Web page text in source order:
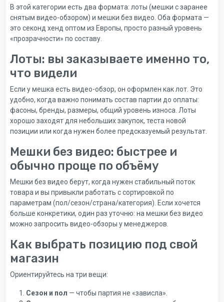
В этой категории есть два формата: лоты (мешки с заранее
снятым видео-обзором) и мешки без видео. Оба формата —
это секонд хенд оптом из Европы, просто разный уровень
«прозрачности» по составу.
Лоты: вы заказываете именно то,
что видели
Если у мешка есть видео-обзор, он оформлен как лот. Это
удобно, когда важно понимать состав партии до оплаты:
фасоны, бренды, размеры, общий уровень износа. Лоты
хорошо заходят для небольших закупок, теста новой
позиции или когда нужен более предсказуемый результат.
Мешки без видео: быстрее и
обычно проще по объёму
Мешки без видео берут, когда нужен стабильный поток
товара и вы привыкли работать с сортировкой по
параметрам (пол/сезон/страна/категория). Если хочется
больше конкретики, один раз уточню: на мешки без видео
можно запросить видео-обзоры у менеджеров.
Как выбрать позицию под свой
магазин
Ориентируйтесь на три вещи:
Сезон и пол — чтобы партия не «зависла».